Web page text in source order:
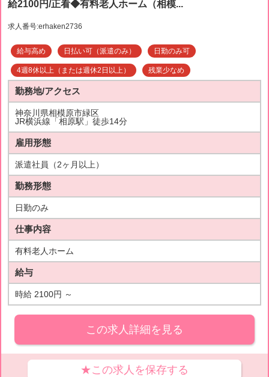
給2100円/正看◆有料老人ホーム（相模...
求人番号:erhaken2736
給与高め 日払い可（派遣のみ） 日勤のみ可
4週8休以上（または週休2日以上） 残業少なめ
勤務地/アクセス
神奈川県相模原市緑区
JR横浜線「相原駅」徒歩14分
雇用形態
派遣社員（2ヶ月以上）
勤務形態
日勤のみ
仕事内容
有料老人ホーム
給与
時給 2100円 ～
この求人詳細を見る
★この求人を保存する